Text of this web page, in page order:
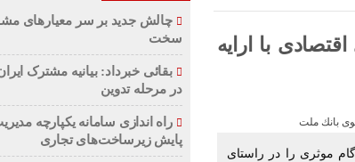
با ارایه
موثری را در راستای
چالش جدید بر سر معیارهای
سخت
بقائی خبرداد: بیانیه مشترک
در مرحله تدوین
راه اندازی سامانه یکپارچه
پایش زیرساخت‌های تجاری